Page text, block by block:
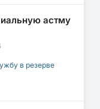
астму
в резерве